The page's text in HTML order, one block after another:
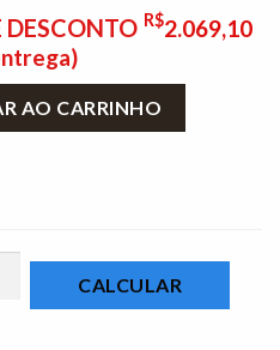
R$2.069,10
AO CARRINHO